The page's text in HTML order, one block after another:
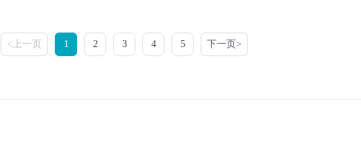
<上一页 1 2 3 4 5 下一页>